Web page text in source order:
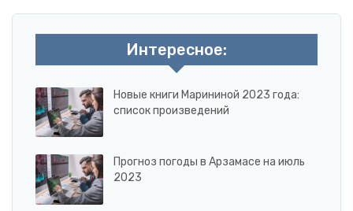
Интересное:
Новые книги Марининой 2023 года:
список произведений
Прогноз погоды в Арзамасе на июль
2023